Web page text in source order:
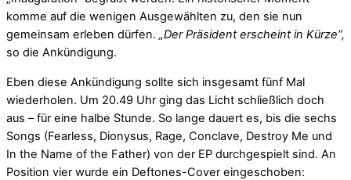
komme auf die wenigen Ausgewählten zu, den sie nun
gemeinsam erleben dürfen. „Der Präsident erscheint in Kürze“,
so die Ankündigung.
Eben diese Ankündigung sollte sich insgesamt fünf Mal
wiederholen. Um 20.49 Uhr ging das Licht schließlich doch
aus – für eine halbe Stunde. So lange dauert es, bis die sechs
Songs (Fearless, Dionysus, Rage, Conclave, Destroy Me und
In the Name of the Father) von der EP durchgespielt sind. An
Position vier wurde ein Deftones-Cover eingeschoben: